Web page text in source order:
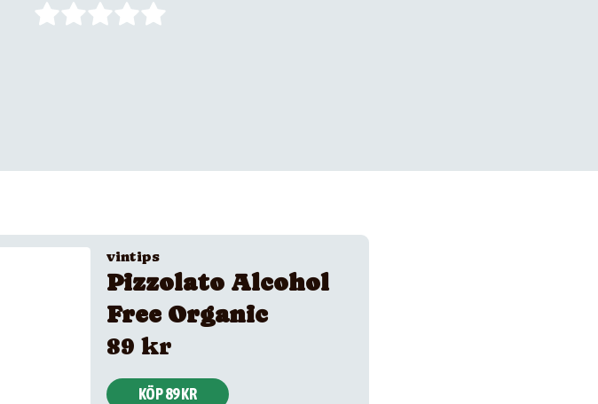
vintips
Pizzolato Alcohol
Free Organic
89 kr
KÖP 89 KR